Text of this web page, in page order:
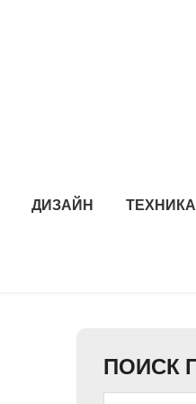
ДИЗАЙН ТЕХНИКА
ПОИСК